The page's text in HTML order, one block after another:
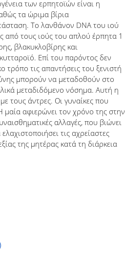
των ερπητοϊών είναι η
τα ώριμα βίρια
Το λανθάνον DNA του ιού
από τους ιούς του απλού έρπητα 1
βλακυκλοβίρης και
Επί του παρόντος δεν
τρόπο τις απαντήσεις του ξενιστή
μπορούν να μεταδοθούν στο
μεταδιδόμενο νόσημα. Αυτή η
τους άντρες. Οι γυναίκες που
μαία αφιερώνει τον χρόνο της στην
αλλαγές, που βιώνει
τις αχρείαστες
της μητέρας κατά τη διάρκεια